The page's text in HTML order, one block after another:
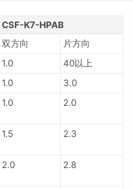
CSF-K7-HPAB
双方向
片方向
1.0
40以上
1.0
3.0
1.0 2.0
1.5 2.3
2.0 2.8